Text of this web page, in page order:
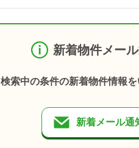
新着物件メー
検索中の条件の新着物件情報
新着メール通